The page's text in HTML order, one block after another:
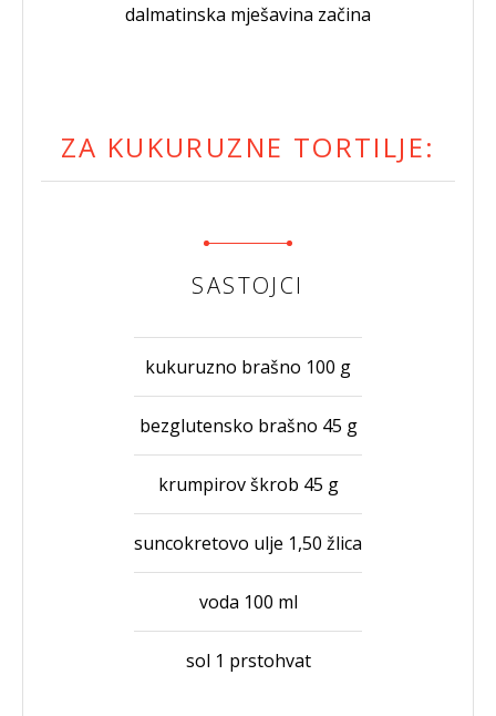
dalmatinska mješavina začina
ZA KUKURUZNE TORTILJE:
SASTOJCI
kukuruzno brašno 100 g
bezglutensko brašno 45 g
krumpirov škrob 45 g
suncokretovo ulje 1,50 žlica
voda 100 ml
sol 1 prstohvat